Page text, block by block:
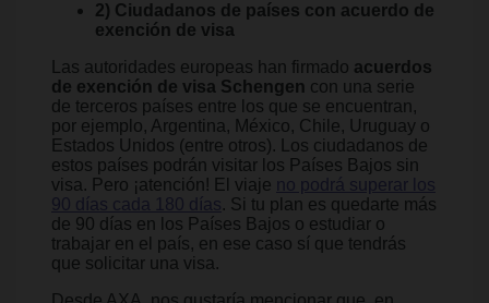
2) Ciudadanos de países con acuerdo de
exención de visa
Las autoridades europeas han firmado acuerdos
de exención de visa Schengen con una serie
de terceros países entre los que se encuentran,
por ejemplo, Argentina, México, Chile, Uruguay o
Estados Unidos (entre otros). Los ciudadanos de
estos países podrán visitar los Países Bajos sin
visa. Pero ¡atención! El viaje
no podrá superar los
90 días cada 180 días. Si tu plan es quedarte más
de 90 días en los Países Bajos o estudiar o
trabajar en el país, en ese caso sí que tendrás
que solicitar una visa.